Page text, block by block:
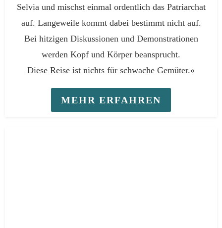
Selvia und mischst einmal ordentlich das Patriarchat
auf. Langeweile kommt dabei bestimmt nicht auf.
Bei hitzigen Diskussionen und Demonstrationen
werden Kopf und Körper beansprucht.
Diese Reise ist nichts für schwache Gemüter.«
MEHR ERFAHREN